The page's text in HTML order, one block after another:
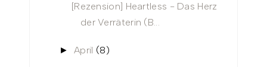
[Rezension] Heartless - Das Herz
der Verräterin (B...
►April (8)